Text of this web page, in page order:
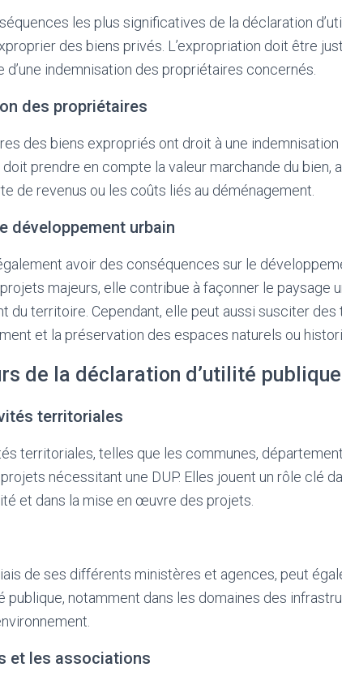
les plus significatives de la déclaration
des biens privés. L’expropriation doit être
d’une indemnisation des propriétaires concernés.
des propriétaires
des biens expropriés ont droit à une
prendre en compte la valeur marchande du bien,
de revenus ou les coûts liés au déménagement.
développement urbain
avoir des conséquences sur le
majeurs, elle contribue à façonner le paysage
du territoire. Cependant, elle peut aussi susciter
et la préservation des espaces naturels ou
de la déclaration d’utilité publique
territoriales
territoriales, telles que les communes,
projets nécessitant une DUP. Elles jouent un rôle clé
et dans la mise en œuvre des projets.
de ses différents ministères et agences, peut
publique, notamment dans les domaines des
et les associations